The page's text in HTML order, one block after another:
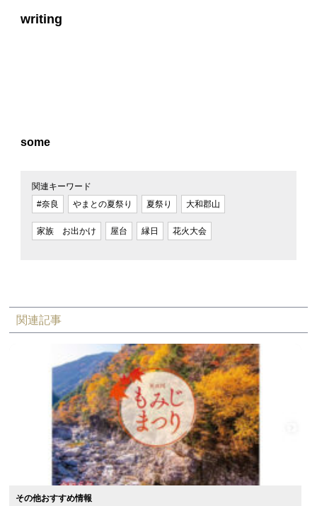
writing
some
関連キーワード
#奈良
やまとの夏祭り 夏祭り 大和郡山
家族 お出かけ 屋台 縁日 花火大会
関連記事
その他おすすめ情報